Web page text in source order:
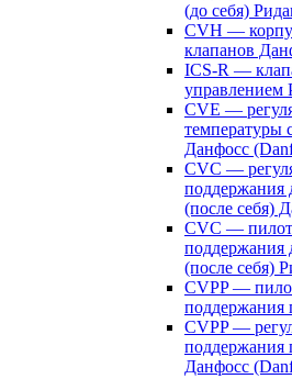
(до себя)
CVH —
клапанов
ICS-R —
управлением
CVE —
температуры
Данфосс
CVС —
поддержания
(после себя)
CVС —
поддержания
(после себя)
CVPP —
поддержания
CVPP —
поддержания
Данфосс